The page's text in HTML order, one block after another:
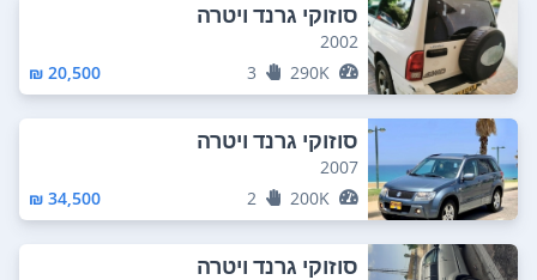
סוזוקי גרנד ויטרה
2002
290K
3
20,500 ₪
סוזוקי גרנד ויטרה
2007
200K
2
34,500 ₪
סוזוקי גרנד ויטרה